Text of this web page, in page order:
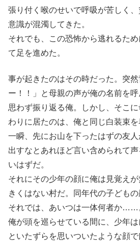
張り付く喉のせいで呼吸が苦しく
意識が混濁してきた。
それでも、この恐怖から逃れるた
て足を進めた。
事が起きたのはその時だった。突
ー！！」と母親の声が俺の名前を呼
思わず振り返る俺。しかし、そこ
わりに居たのは、俺と同じ白装束を
一瞬、先にお山を下ったはずの友
出すなとあれほど言い含められて
いはずだ。
それにその少年の顔に俺は見覚え
きくはない村だ。同年代の子どもの
それでは、あいつは一体何者か……
俺が頭を巡らせている間に、少年
といたずらを思いついたような顔で